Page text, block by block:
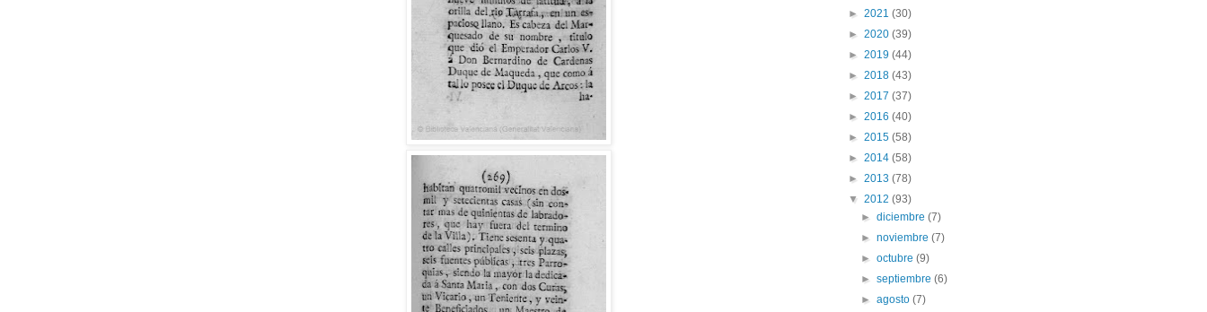
► 2021 (30)
► 2020 (39)
► 2019 (44)
► 2018 (43)
► 2017 (37)
► 2016 (40)
► 2015 (58)
► 2014 (58)
► 2013 (78)
▼ 2012 (93)
►diciembre(7)
►noviembre(7)
►octubre(9)
►septiembre(6)
►agosto(7)